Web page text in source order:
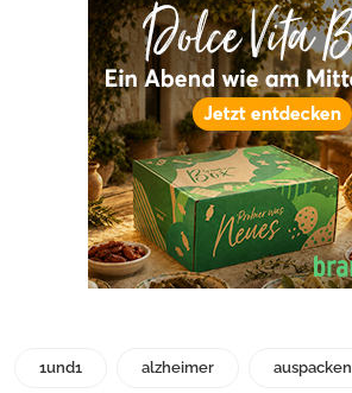
1und1 alzheimer auspacken